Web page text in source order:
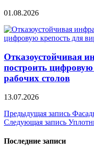
01.08.2026
Отказоустойчивая
построить
рабочих столов
13.07.2026
Навигация
по
записям
Предыдущая запись
Следующая запись
Последние записи